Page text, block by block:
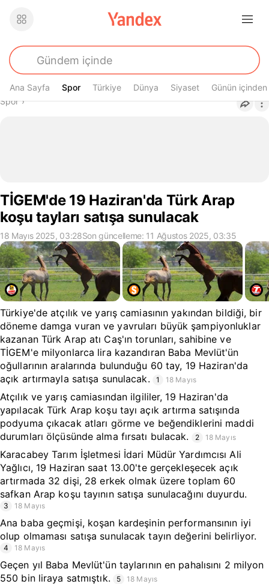
Ana Sayfa Spor
Spor Türkiye Dünya Siyaset Günün içinden
Buradasın
Spor›
TİGEM'de 19 Haziran'da Türk Arap
koşu tayları satışa sunulacak
18 Mayıs 2025, 03:28Son güncelleme: 11 Ağustos 2025, 03:35
Türkiye'de atçılık ve yarış camiasının yakından bildiği, bir
döneme damga vuran ve yavruları büyük şampiyonluklar
kazanan Türk Arap atı Caş'ın torunları, sahibine ve
TİGEM'e milyonlarca lira kazandıran Baba Mevlüt'ün
oğullarının aralarında bulunduğu 60 tay, 19 Haziran'da
açık artırmayla satışa sunulacak.
1 18 Mayıs
Atçılık ve yarış camiasından ilgililer, 19 Haziran'da
yapılacak Türk Arap koşu tayı açık artırma satışında
podyuma çıkacak atları görme ve beğendiklerini maddi
durumları ölçüsünde alma fırsatı bulacak.
2 18 Mayıs
Karacabey Tarım İşletmesi İdari Müdür Yardımcısı Ali
Yağlıcı, 19 Haziran saat 13.00'te gerçekleşecek açık
artırmada 32 dişi, 28 erkek olmak üzere toplam 60
safkan Arap koşu tayının satışa sunulacağını duyurdu.
3 18 Mayıs
Ana baba geçmişi, koşan kardeşinin performansının iyi
olup olmaması satışa sunulacak tayın değerini belirliyor.
4 18 Mayıs
Geçen yıl Baba Mevlüt'ün taylarının en pahalısını 2 milyon
550 bin liraya satmıştık.
5 18 Mayıs